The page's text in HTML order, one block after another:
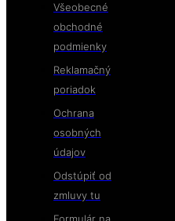
Všeobecné
obchodné
podmienky
Reklamačný
poriadok
Ochrana
osobných
údajov
Odstúpiť od
zmluvy tu